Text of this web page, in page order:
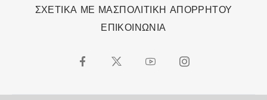
ΣΧΕΤΙΚΑ ΜΕ ΜΑΣΠΟΛΙΤΙΚΗ ΑΠΟΡΡΗΤΟΥ
ΕΠΙΚΟΙΝΩΝΙΑ